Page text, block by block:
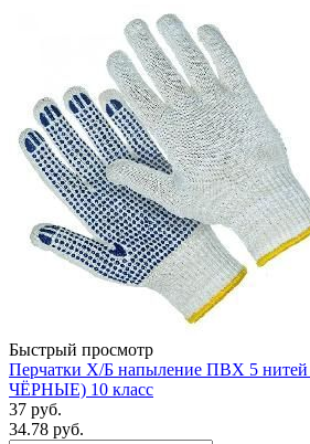
Быстрый просмотр
Перчатки Х/Б напыление ПВХ 5
ЧЁРНЫЕ) 10 класс
37 руб.
34.78 руб.